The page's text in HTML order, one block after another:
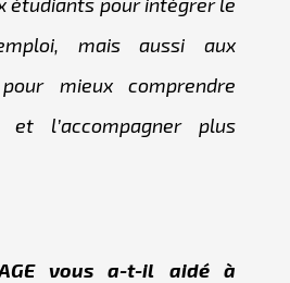
mais aussi aux
mieux comprendre
et l’accompagner plus
vous a-t-il aidé à